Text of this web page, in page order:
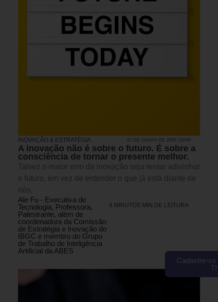
INOVAÇÃO & ESTRATÉGIA 22 DE JUNHO DE 2026 15H00
A inovação não é sobre o futuro. É sobre a
consciência de tornar o presente melhor.
Talvez o maior erro da inovação seja tentar adivinhar
o futuro, em vez de entender o que já está diante de
nós.
Ale Fu - Executiva de
Tecnologia, Professora,
Palestrante, além de
coordenadora da Comissão
de Estratégia e Inovação do
IBGC e membro do Grupo
de Trabalho de Inteligência
Artificial da ABES
4 MINUTOS MIN DE LEITURA
Cadastre-